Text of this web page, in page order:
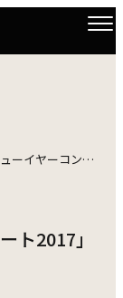
ト2017」 ソリスト決定のお知らせ
ト2017」